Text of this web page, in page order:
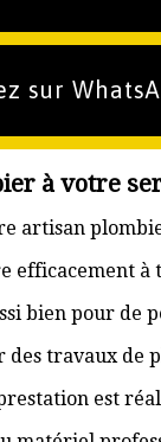
sur
à votre
artisan
efficacement à
bien pour de
des travaux de
est